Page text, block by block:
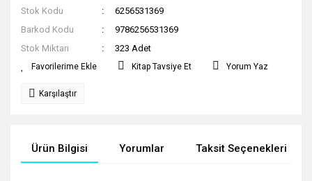
Stok Kodu
6256531369
Barkod Kodu
9786256531369
Stok Miktarı
323 Adet
Kitap Tavsiye Et Yorum Yaz
Karşılaştır
Ürün Bilgisi Yorumlar Taksit Seçenekleri